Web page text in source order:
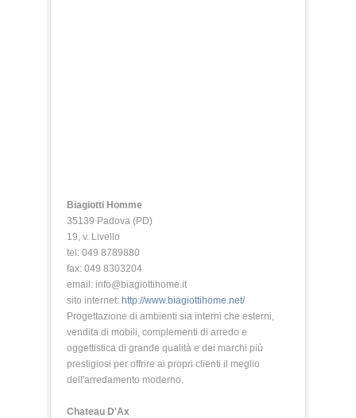
Biagiotti Homme
35139 Padova (PD)
19, v. Livello
tel: 049 8789880
fax: 049 8303204
email: info@biagiottihome.it
sito internet: http://www.biagiottihome.net/
Progettazione di ambienti sia interni che esterni,
vendita di mobili, complementi di arredo e
oggettistica di grande qualità e dei marchi più
prestigiosi per offrire ai propri clienti il meglio
dell'arredamento moderno.
Chateau D'Ax